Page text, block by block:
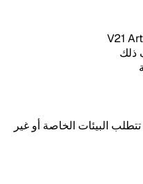
ذلك
البيئات الخاصة أو غير